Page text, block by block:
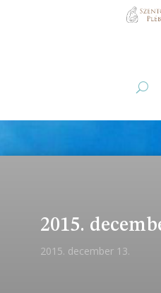
2015.
2015. december 13.